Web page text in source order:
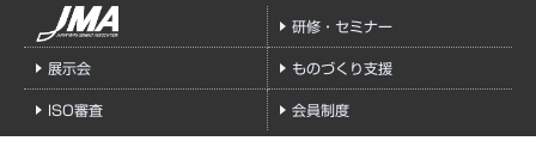
研修・セミナー
展示会 ものづくり支援
ISO審査 会員制度